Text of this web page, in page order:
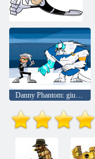
Danny Phantom: giungla urbana Rumble